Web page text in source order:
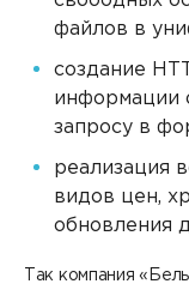
файлов в
создание
информации
запросу в
реализация
видов цен,
обновления
Так компания